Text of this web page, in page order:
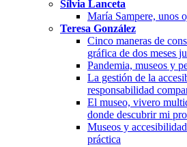
Sílvia Lanceta
María Sampere, unos
Teresa González
Cinco maneras de
gráfica de dos meses
Pandemia, museos y
La gestión de la
responsabilidad
El museo, vivero
donde descubrir mi
Museos y
práctica